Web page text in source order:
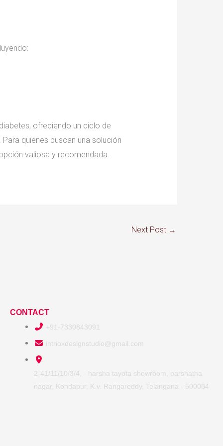
ofreciendo un ciclo de
quienes buscan una solución
valiosa y recomendada.
Next Post →
CONTACT
+91-7330843091
intrioxdesignstudio@gmail.com
2-41/11/10/3/4, - harsha tayota showroom, parshatha
nagar, Kondapur, K.v. Rangareddy, Telangana - 500084